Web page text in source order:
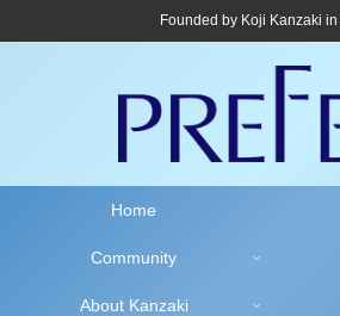
Founded by Koji Kanzaki
Home
Community
About Kanzaki